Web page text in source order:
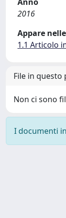
2016
Appare
1.1 Articolo
File in
Non ci sono
I documenti